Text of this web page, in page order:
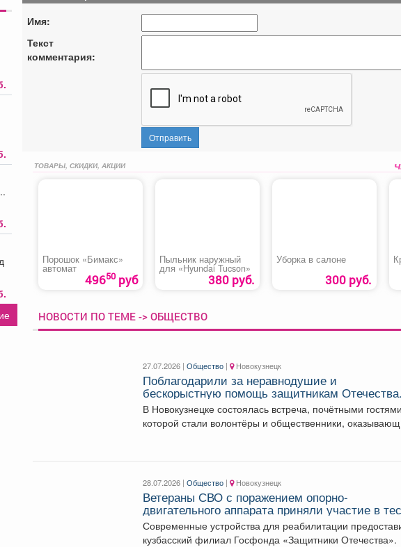
Имя:
Текст
комментария:
Отправить
ТОВАРЫ, СКИДКИ, АКЦИИ
Порошок «Бимакс»
автомат
49650руб
Пыльник наружный
для «Hyundai Tucson»
380 руб.
Уборка в салоне
300 руб.
НОВОСТИ ПО ТЕМЕ -> ОБЩЕСТВО
27.07.2026 |Общество | Новокузнецк
Поблагодарили за неравнодушие и
бескорыстную помощь защитникам Отечества.
В Новокузнецке состоялась встреча, почётными гостями
которой стали волонтёры и общественники,
28.07.2026 |Общество | Новокузнецк
Ветераны СВО с поражением опорно-
двигательного аппарата приняли участие в
драйве электроколясок.
Современные устройства для реабилитации
кузбасский филиал Госфонда «Защитники Отечества».